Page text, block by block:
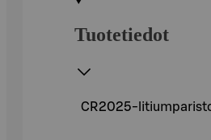
Tuotetiedot
CR2025-